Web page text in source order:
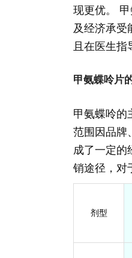
现更优。
及经济承受
且在医生指
甲氨蝶呤片
甲氨蝶呤的
范围因品牌
成了一定的
销途径，对
剂型